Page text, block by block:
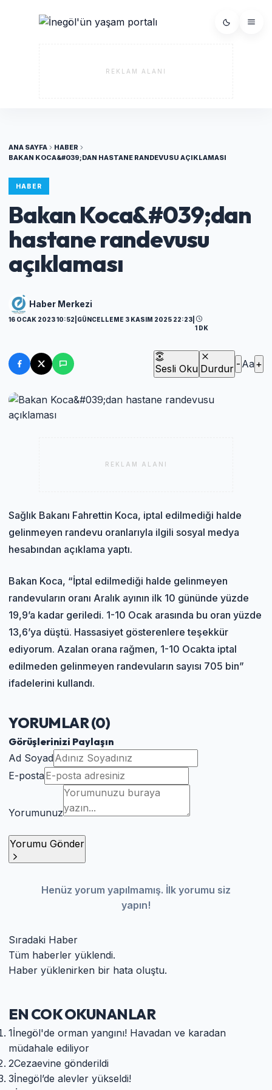
REKLAM ALANI
ANA SAYFA
HABER
BAKAN KOCA&#039;DAN HASTANE RANDEVUSU AÇIKLAMASI
HABER
Bakan Koca&#039;dan
hastane randevusu
açıklaması
Haber Merkezi
16 OCAK 2023 10:52 GÜNCELLEME 3 KASIM 2025 22:23
1 DK
Sesli Oku Durdur - Aa+
REKLAM ALANI
Sağlık Bakanı Fahrettin Koca, iptal edilmediği halde
gelinmeyen randevu oranlarıyla ilgili sosyal medya
hesabından açıklama yaptı.
Bakan Koca, “İptal edilmediği halde gelinmeyen
randevuların oranı Aralık ayının ilk 10 gününde yüzde
19,9’a kadar geriledi. 1-10 Ocak arasında bu oran yüzde
13,6’ya düştü. Hassasiyet gösterenlere teşekkür
ediyorum. Azalan orana rağmen, 1-10 Ocakta iptal
edilmeden gelinmeyen randevuların sayısı 705 bin”
ifadelerini kullandı.
YORUMLAR (0)
Görüşlerinizi Paylaşın
Ad Soyad
E-posta
Yorumunuz
Yorumu Gönder
Henüz yorum yapılmamış. İlk yorumu siz
yapın!
Sıradaki Haber
Tüm haberler yüklendi.
Haber yüklenirken bir hata oluştu.
EN COK OKUNANLAR
1İnegöl'de orman yangını! Havadan ve karadan
müdahale ediliyor
2Cezaevine gönderildi
3İnegöl’de alevler yükseldi!